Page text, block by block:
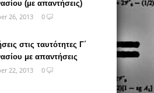
(με απαντήσεις)
26, 2013
0
στις ταυτότητες Γ΄
με απαντήσεις
22, 2013
0